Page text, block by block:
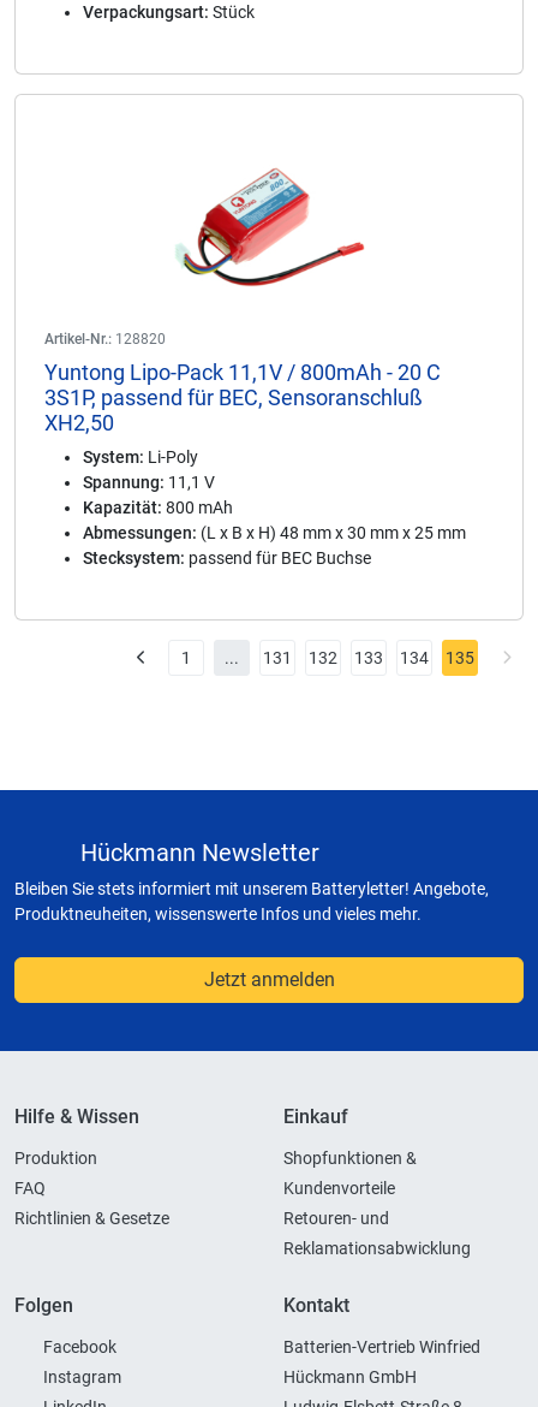
Verpackungsart: Stück
Artikel-Nr.: 128820
Yuntong Lipo-Pack 11,1V / 800mAh - 20 C
3S1P, passend für BEC, Sensoranschluß
XH2,50
System: Li-Poly
Spannung: 11,1 V
Kapazität: 800 mAh
Abmessungen: (L x B x H) 48 mm x 30 mm x 25 mm
Stecksystem: passend für BEC Buchse
1 ... 131 132 133 134 135
Hückmann Newsletter
Bleiben Sie stets informiert mit unserem Batteryletter! Angebote,
Produktneuheiten, wissenswerte Infos und vieles mehr.
Jetzt anmelden
Hilfe & Wissen
Produktion
FAQ
Richtlinien & Gesetze
Einkauf
Shopfunktionen &
Kundenvorteile
Retouren- und
Reklamationsabwicklung
Folgen
Facebook
Instagram
Kontakt
Batterien-Vertrieb Winfried
Hückmann GmbH